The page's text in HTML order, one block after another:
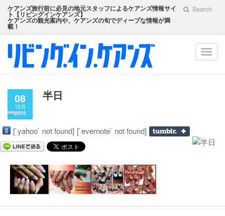
ケアンズ旅行前に必見の地元スタッフによるケアンズ情報サイ
ト【リビングインケアンズ】
ケアンズの観光案内や、ケアンズの旬でディープな情報が満
載！
Search
08
10月
2018
半日
[`yahoo` not found] [`evernote` not found]